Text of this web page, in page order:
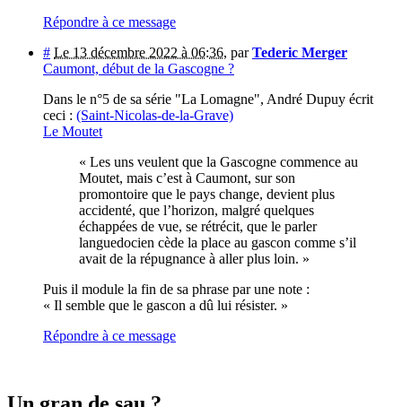
Répondre à ce message
# Le 13 décembre 2022 à 06:36, parTederic Merger
Caumont, début de la Gascogne ?
Dans le n°5 de sa série "La Lomagne", André Dupuy écrit
ceci : (Saint-Nicolas-de-la-Grave)
Le Moutet
« Les uns veulent que la Gascogne commence au
Moutet, mais c’est à Caumont, sur son
promontoire que le pays change, devient plus
accidenté, que l’horizon, malgré quelques
échappées de vue, se rétrécit, que le parler
languedocien cède la place au gascon comme s’il
avait de la répugnance à aller plus loin. »
Puis il module la fin de sa phrase par une note :
« Il semble que le gascon a dû lui résister. »
Répondre à ce message